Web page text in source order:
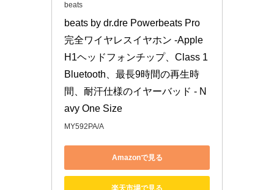
beats
beats by dr.dre Powerbeats Pro
完全ワイヤレスイヤホン -Apple
H1ヘッドフォンチップ、Class 1
Bluetooth、最長9時間の再生時
間、耐汗仕様のイヤーバッド - N
avy One Size
MY592PA/A
Amazonで見る
楽天市場で見る